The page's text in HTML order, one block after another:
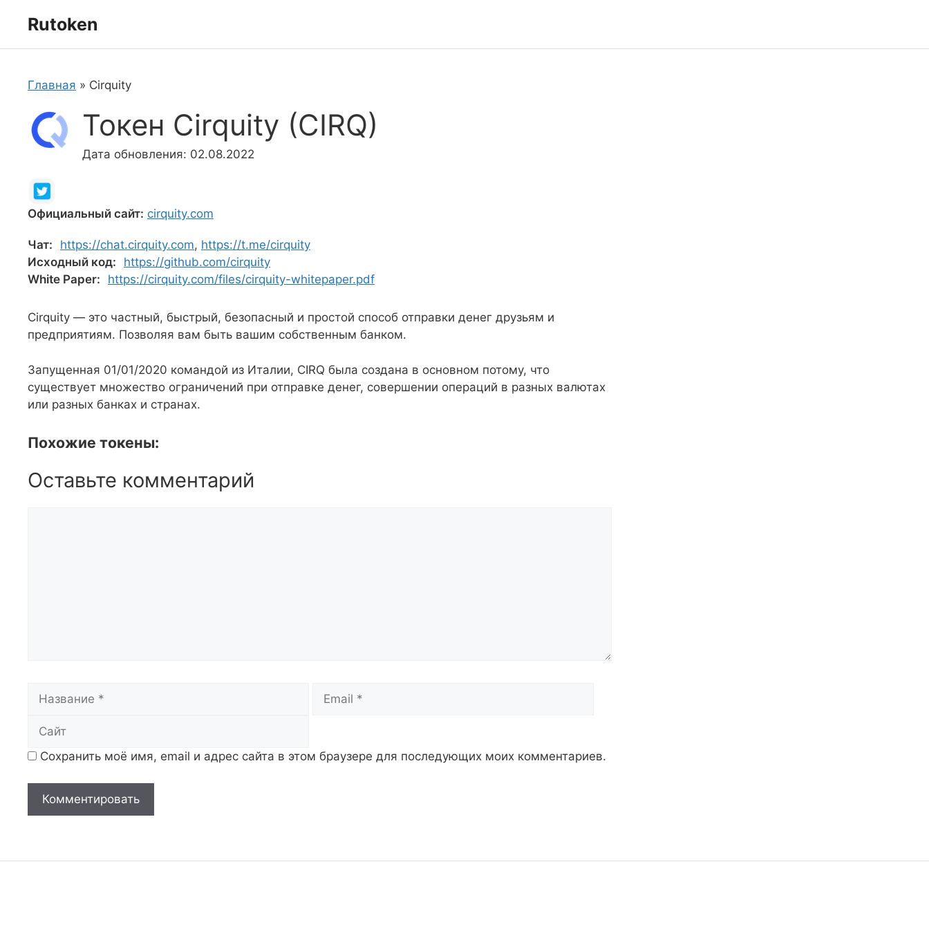
Rutoken
Главная » Cirquity
Токен Cirquity (CIRQ)
Дата обновления: 02.08.2022
Официальный сайт: cirquity.com
Чат: https://chat.cirquity.com, https://t.me/cirquity
Исходный код:
https://github.com/cirquity
White Paper:
https://cirquity.com/files/cirquity-whitepaper.pdf
Cirquity — это частный, быстрый, безопасный и простой способ отправки денег друзьям и
предприятиям. Позволяя вам быть вашим собственным банком.
Запущенная 01/01/2020 командой из Италии, CIRQ была создана в основном потому, что
существует множество ограничений при отправке денег, совершении операций в разных валютах
или разных банках и странах.
Похожие токены:
Оставьте комментарий
Название Email
Сохранить моё имя, email и адрес сайта в этом браузере для последующих моих комментариев.